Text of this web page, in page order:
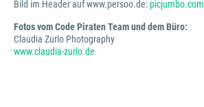
Bild im Header auf www.persoo.de:picjumbo.com
Fotos vom Code Piraten Team und dem Büro:
Claudia Zurlo Photography
www.claudia-zurlo.de